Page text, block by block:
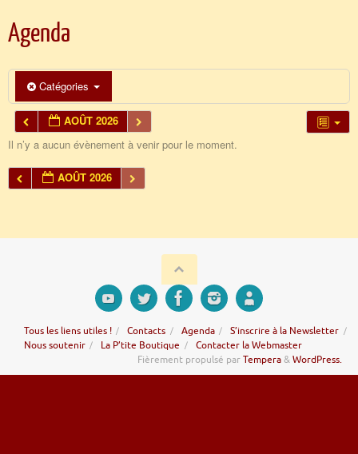
Agenda
Catégories
AOÛT 2026
Il n’y a aucun évènement à venir pour le moment.
AOÛT 2026
Tous les liens utiles ! Contacts Agenda
S’inscrire à la Newsletter
Nous soutenir
La P’tite Boutique
Contacter la Webmaster
Fièrement propulsé parTempera&WordPress.